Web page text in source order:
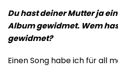
Du hast deiner Mutter ja
Album gewidmet. Wem
gewidmet?
Einen Song habe ich für all